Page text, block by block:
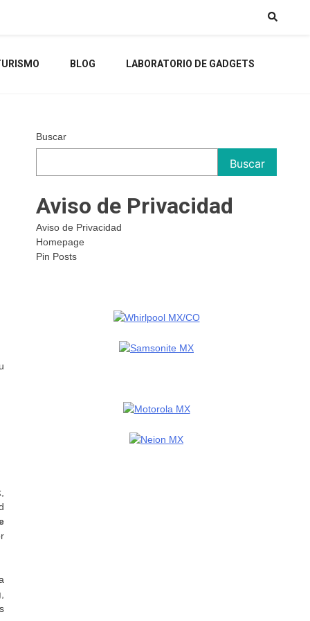
BLOG LABORATORIO DE GADGETS
Buscar
Buscar
Aviso de Privacidad
Aviso de Privacidad
Homepage
Pin Posts